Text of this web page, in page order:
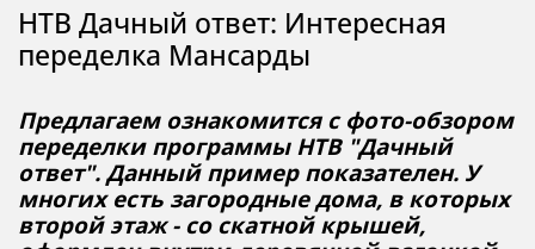
НТВ Дачный ответ: Интересная
переделка Мансарды
Предлагаем ознакомится с фото-обзором
переделки программы НТВ "Дачный
ответ". Данный пример показателен. У
многих есть загородные дома, в которых
второй этаж - со скатной крышей,